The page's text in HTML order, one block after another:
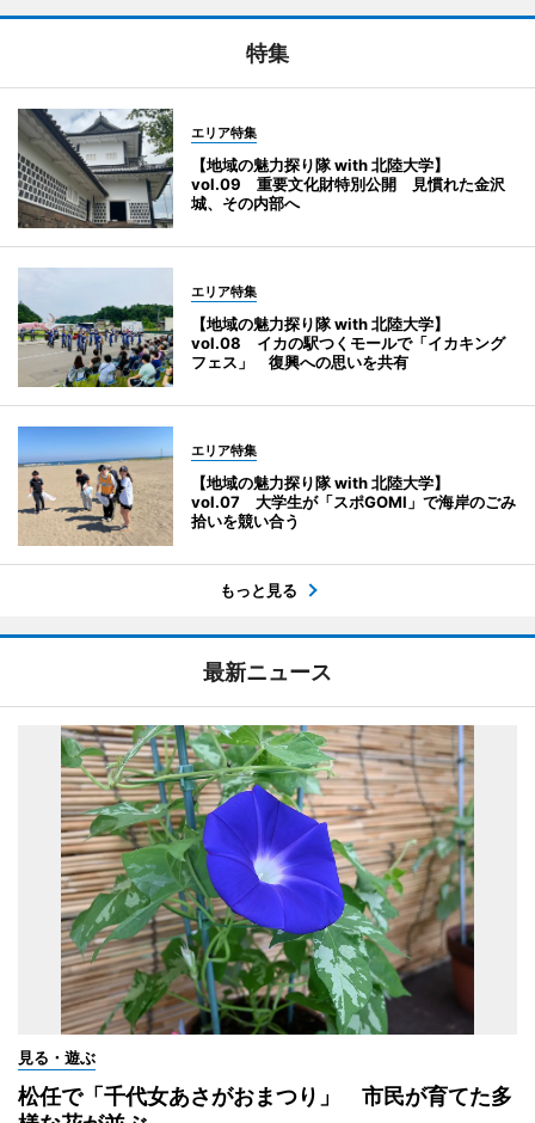
特集
エリア特集
【地域の魅力探り隊 with 北陸大学】
vol.09 重要文化財特別公開 見慣れた金沢
城、その内部へ
エリア特集
【地域の魅力探り隊 with 北陸大学】
vol.08 イカの駅つくモールで「イカキング
フェス」 復興への思いを共有
エリア特集
【地域の魅力探り隊 with 北陸大学】
vol.07 大学生が「スポGOMI」で海岸のごみ
拾いを競い合う
もっと見る
最新ニュース
見る・遊ぶ
松任で「千代女あさがおまつり」 市民が育てた多